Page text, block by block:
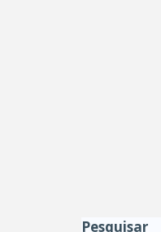
Pesquisar